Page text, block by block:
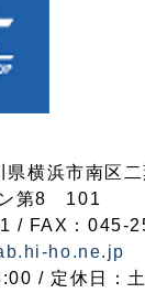
横浜市南区
ン第8 101
/ FAX：045-
ho.ne.jp
/ 定休日：